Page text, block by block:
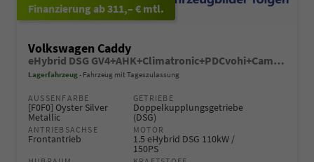
ab 311,– € mtl.
Volkswagen Caddy
eHybrid DSG GV4+AHK+Climatronic+PDCvohi+Cam+Regensens.+AppConnect
Lagerfahrzeug Fahrzeug mit Tageszulassung
AUSSENFARBE
[F0F0] Oyster Silver
Metallic
GETRIEBE
Doppelkupplungsgetriebe
(DSG)
ANTRIEBSACHSE
Frontantrieb
MOTOR
1.5 eHybrid DSG 110kW /
150PS